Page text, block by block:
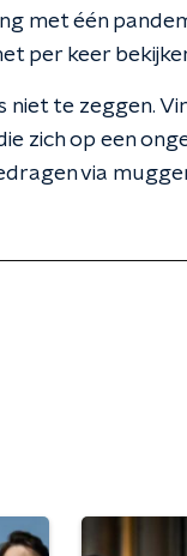
met één
per keer
te zeggen.
zich op een
via